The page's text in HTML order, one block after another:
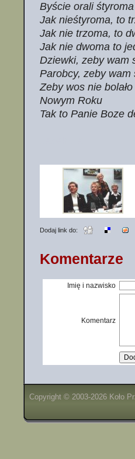
Byście orali śtyroma
Jak nieśtyroma, to
Jak nie trzoma, to
Jak nie dwoma to
Dziewki, zeby wam
Parobcy, zeby
Zeby wos nie
Nowym Roku
Tak to Panie Boze
Dodaj link do:
Komentarze
Imię i nazwisko
Komentarz
Copyright © 2003-2026 Koło